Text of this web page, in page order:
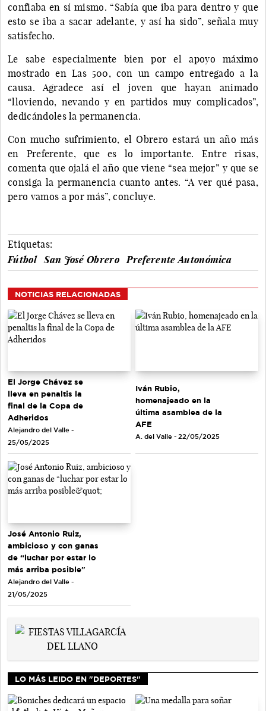
confiaba en sí mismo. “Sabía que iba para dentro y que
esto se iba a sacar adelante, y así ha sido”, señala muy
satisfecho.
Le sabe especialmente bien por el apoyo máximo
mostrado en Las 500, con un campo entregado a la
causa. Agradece así el joven que hayan animado
“lloviendo, nevando y en partidos muy complicados”,
dedicándoles la permanencia.
Con mucho sufrimiento, el Obrero estará un año más
en Preferente, que es lo importante. Entre risas,
comenta que ojalá el año que viene “sea mejor” y que se
consiga la permanencia cuanto antes. “A ver qué pasa,
pero vamos a por más”, concluye.
Etiquetas:
Fútbol
San José Obrero Preferente Autonómica
NOTICIAS RELACIONADAS
El Jorge Chávez se
lleva en penaltis la
final de la Copa de
Adheridos
Alejandro del Valle -
25/05/2025
Iván Rubio,
homenajeado en la
última asamblea de la
AFE
A. del Valle - 22/05/2025
José Antonio Ruiz,
ambicioso y con ganas
de “luchar por estar lo
más arriba posible"
Alejandro del Valle -
21/05/2025
LO MÁS LEIDO EN "DEPORTES"